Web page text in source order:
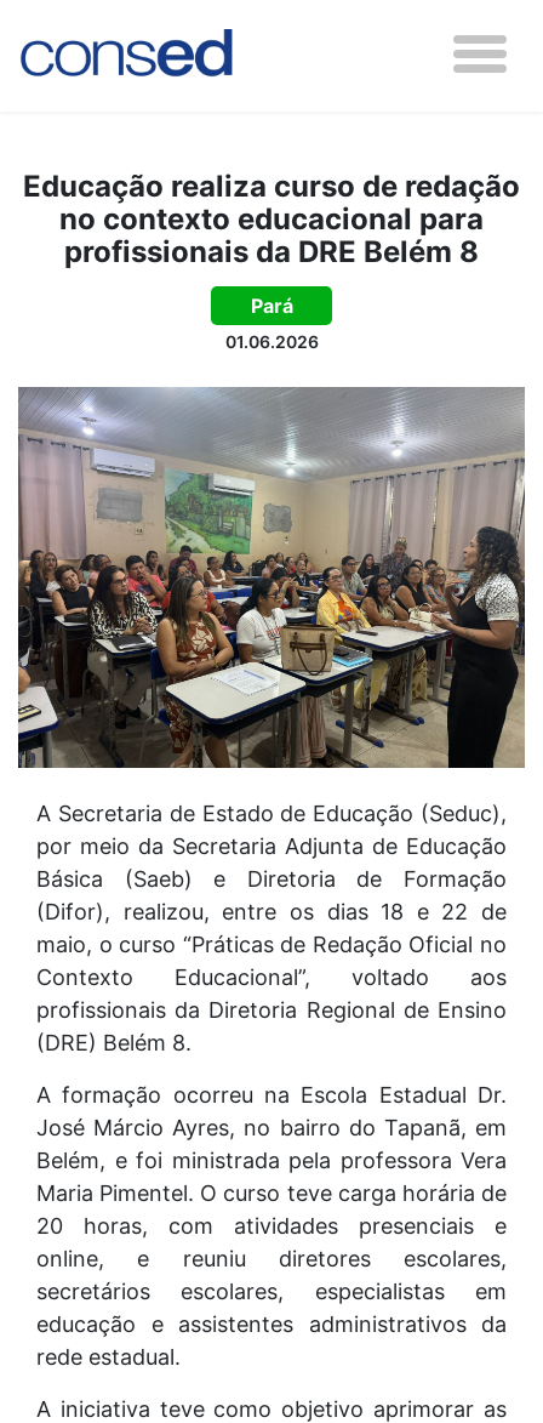
Educação realiza curso de redação
no contexto educacional para
profissionais da DRE Belém 8
Pará
01.06.2026
A Secretaria de Estado de Educação (Seduc),
por meio da Secretaria Adjunta de Educação
Básica (Saeb) e Diretoria de Formação
(Difor), realizou, entre os dias 18 e 22 de
maio, o curso “Práticas de Redação Oficial no
Contexto Educacional”, voltado aos
profissionais da Diretoria Regional de Ensino
(DRE) Belém 8.
A formação ocorreu na Escola Estadual Dr.
José Márcio Ayres, no bairro do Tapanã, em
Belém, e foi ministrada pela professora Vera
Maria Pimentel. O curso teve carga horária de
20 horas, com atividades presenciais e
online, e reuniu diretores escolares,
secretários escolares, especialistas em
educação e assistentes administrativos da
rede estadual.
A iniciativa teve como objetivo aprimorar as